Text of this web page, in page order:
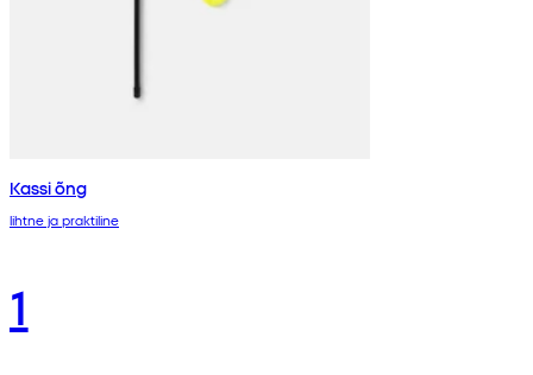
Kassi õng
lihtne ja praktiline
1